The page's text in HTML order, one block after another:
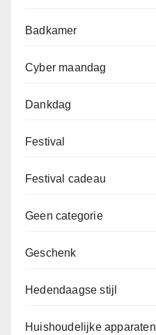
Badkamer
Cyber maandag
Dankdag
Festival
Festival cadeau
Geen categorie
Geschenk
Hedendaagse stijl
Huishoudelijke apparaten